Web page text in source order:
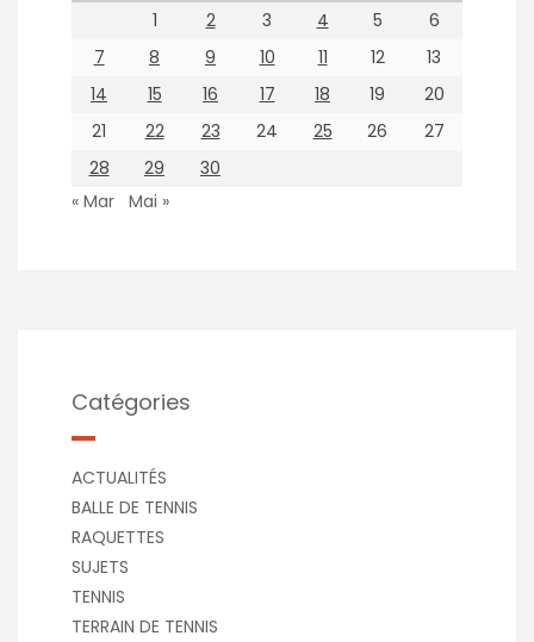
1
2 3 4 5
6
7
8 9 10 11 12
13
14
15 16 17 18 19
20
21
22 23 24 25 26
27
28
29
30
« Mar Mai »
Catégories
ACTUALITÉS
BALLE DE TENNIS
RAQUETTES
SUJETS
TENNIS
TERRAIN DE TENNIS